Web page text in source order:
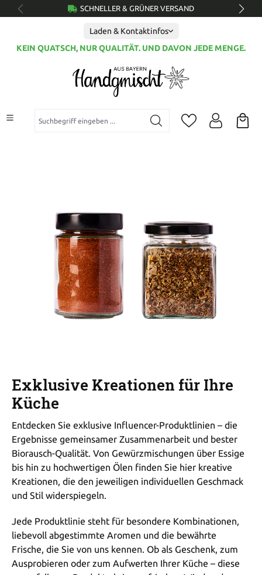
springen SCHNELLER & GRÜNER VERSAND
Laden & Kontaktinfos
KEIN QUATSCH, NUR QUALITÄT. UND DAVON JEDE MENGE.
Suchbegriff eingeben ...
Exklusive Kreationen für Ihre
Küche
Entdecken Sie exklusive Influencer-Produktlinien – die
Ergebnisse gemeinsamer Zusammenarbeit und bester
Biorausch-Qualität. Von Gewürzmischungen über Essige
bis hin zu hochwertigen Ölen finden Sie hier kreative
Kreationen, die den jeweiligen individuellen Geschmack
und Stil widerspiegeln.
Jede Produktlinie steht für besondere Kombinationen,
liebevoll abgestimmte Aromen und die bewährte
Frische, die Sie von uns kennen. Ob als Geschenk, zum
Ausprobieren oder zum Aufwerten Ihrer Küche – diese